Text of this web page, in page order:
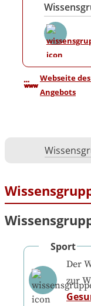
Webseite des
Angebots
Sport
Der
zur